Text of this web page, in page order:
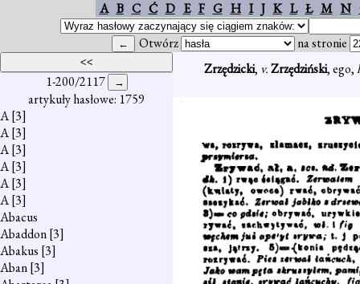
A B C Ć D E F G H I J K L Ł M N
Otwórz na stronie
1-200/2117
artykuły hasłowe: 1759
A[3]
A[3]
A[3]
A[3]
A[3]
A[3]
Abacus
Abaddon[3]
Abakus [3]
Aban[3]
Zrzędzicki, v.Zrzędziński, ego,